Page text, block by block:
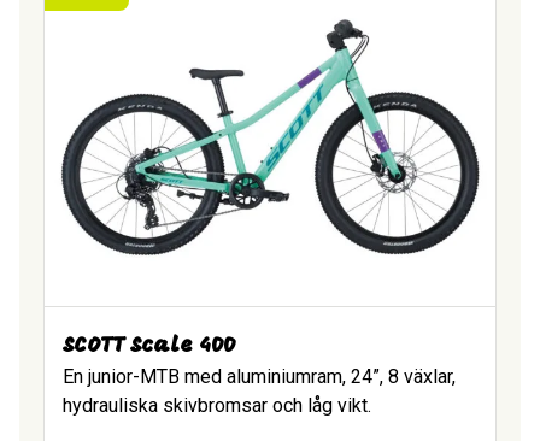
SCOTT Scale 400
En junior-MTB med aluminiumram, 24”, 8 växlar,
hydrauliska skivbromsar och låg vikt.